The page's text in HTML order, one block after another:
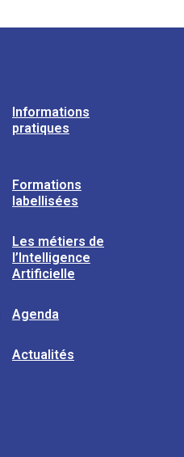
Informations
pratiques
Formations
labellisées
Les métiers de
l’Intelligence
Artificielle
Agenda
Actualités